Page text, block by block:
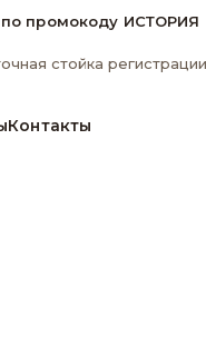
промокоду ИСТОРИЯ
стойка регистрации
Контакты